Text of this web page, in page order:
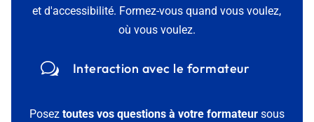
et d'accessibilité. Formez-vous quand vous voulez,
où vous voulez.
w Interaction avec le formateur
Poseztoutes vos questions à votre formateursous